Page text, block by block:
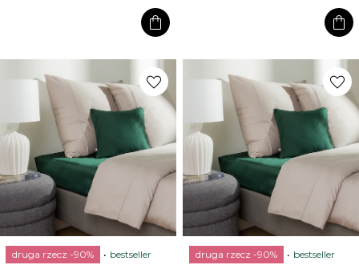
shopping_bag shopping_bag
favorite
druga rzecz -90% bestseller
favorite
druga rzecz -90% bestseller